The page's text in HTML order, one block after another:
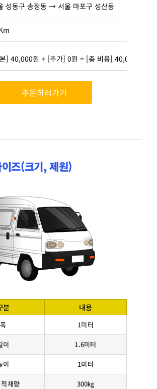
성동구 송정동 → 서울 마포구 성산동
] 40,000원 + [추가] 0원 = [총 비용] 40,000원
주문하러가기
즈(크기, 제원)
분 내용
폭 1미터
이 1.6미터
이 1미터
재량 300㎏